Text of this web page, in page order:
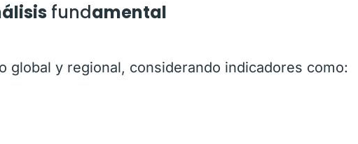
fundamental
global y regional, considerando indicadores como: